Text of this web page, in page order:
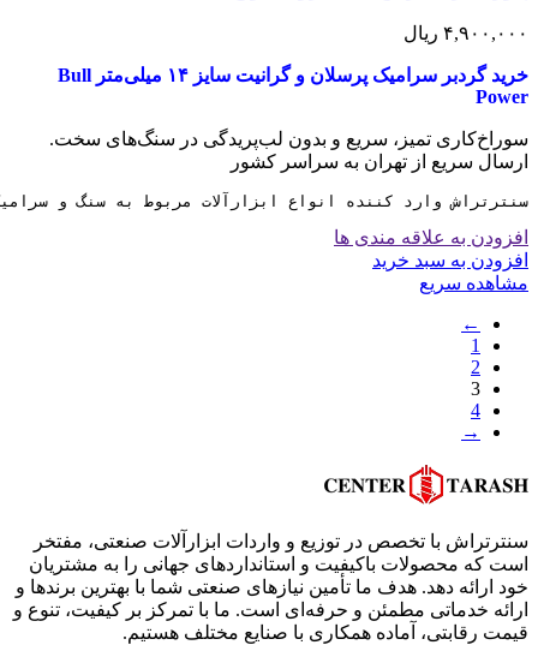
۴,۹۰۰,۰۰۰ ریال
خرید گردبر سرامیک پرسلان و گرانیت سایز ۱۴ میلی‌متر Bull
Power
سوراخ‌کاری تمیز، سریع و بدون لب‌پریدگی در سنگ‌های سخت.
ارسال سریع از تهران به سراسر کشور
سنترتراش وارد کننده انواع ابزارآلات مربوط به سنگ و
افزودن به علاقه مندی ها
افزودن به سبد خرید
مشاهده سریع
←
1
2
3
4
→
سنترتراش با تخصص در توزیع و واردات ابزارآلات صنعتی، مفتخر
است که محصولات باکیفیت و استانداردهای جهانی را به مشتریان
خود ارائه دهد. هدف ما تأمین نیازهای صنعتی شما با بهترین برندها و
ارائه خدماتی مطمئن و حرفه‌ای است. ما با تمرکز بر کیفیت، تنوع و
قیمت رقابتی، آماده همکاری با صنایع مختلف هستیم.